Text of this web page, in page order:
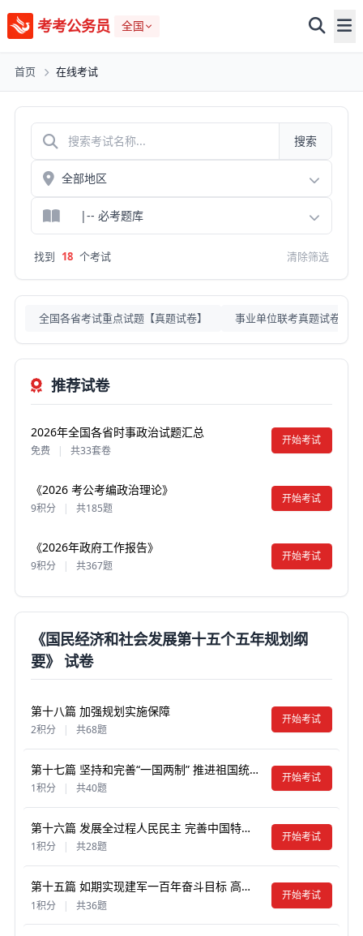
考考公务员 全国
首页 在线考试
搜索
找到 18 个考试 清除筛选
全国各省考试重点试题【真题试卷】 事业单位联考真题试卷
推荐试卷
2026年全国各省时事政治试题汇总
免费 | 共33套卷
开始考试
《2026 考公考编政治理论》
9积分 | 共185题
开始考试
《2026年政府工作报告》
9积分 共367题
开始考试
《国民经济和社会发展第十五个五年规划纲
要》 试卷
第十八篇 加强规划实施保障
2积分 | 共68题
开始考试
第十七篇 坚持和完善“一国两制” 推进祖国统一
1积分 | 共40题
开始考试
第十六篇 发展全过程人民民主 完善中国特色社会主义法治体系
1积分 | 共28题
开始考试
第十五篇 如期实现建军一百年奋斗目标 高质量推进国防和军队现代化
1积分 | 共36题
开始考试